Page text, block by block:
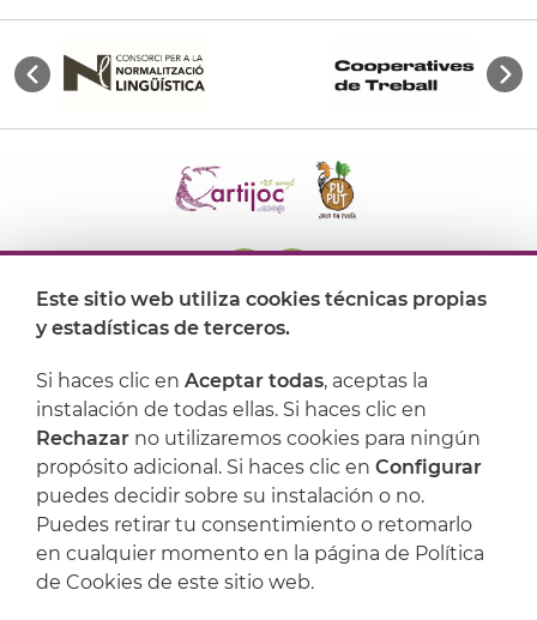
Dónde encontrarnos
Artijoc
Soporte
Este sitio web utiliza cookies técnicas propias
y estadísticas de terceros.
Si haces clic en Aceptar todas, aceptas la
instalación de todas ellas. Si haces clic en
Rechazar no utilizaremos cookies para ningún
propósito adicional. Si haces clic en Configurar
puedes decidir sobre su instalación o no.
Puedes retirar tu consentimiento o retomarlo
en cualquier momento en la página de Política
de Cookies de este sitio web.